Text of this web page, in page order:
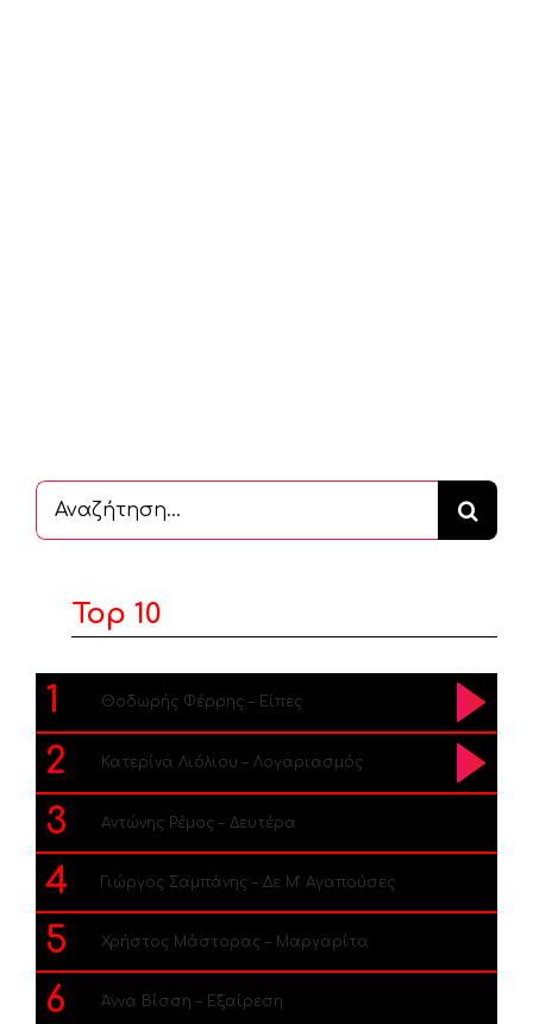
Αναζήτηση
...
Top 10
1 Θοδωρής Φέρρης – Είπες
2 Κατερίνα Λιόλιου – Λογαριασμός
3 Αντώνης Ρέμος – Δευτέρα
4 Γιώργος Σαμπάνης – Δε Μ’ Αγαπούσες
5 Χρήστος Μάστορας – Μαργαρίτα
6 Άννα Βίσση – Εξαίρεση